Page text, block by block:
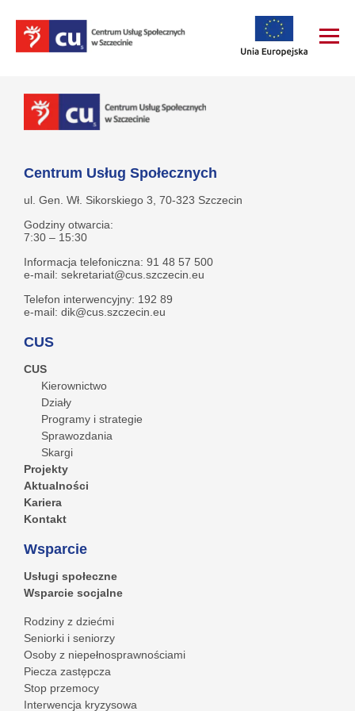
Centrum Usług Społecznych
ul. Gen. Wł. Sikorskiego 3, 70-323 Szczecin
Godziny otwarcia:
7:30 – 15:30
Informacja telefoniczna: 91 48 57 500
e-mail: sekretariat@cus.szczecin.eu
Telefon interwencyjny: 192 89
e-mail: dik@cus.szczecin.eu
CUS
CUS
Kierownictwo
Działy
Programy i strategie
Sprawozdania
Skargi
Projekty
Aktualności
Kariera
Kontakt
Wsparcie
Usługi społeczne
Wsparcie socjalne
Rodziny z dziećmi
Seniorki i seniorzy
Osoby z niepełnosprawnościami
Piecza zastępcza
Stop przemocy
Interwencja kryzysowa